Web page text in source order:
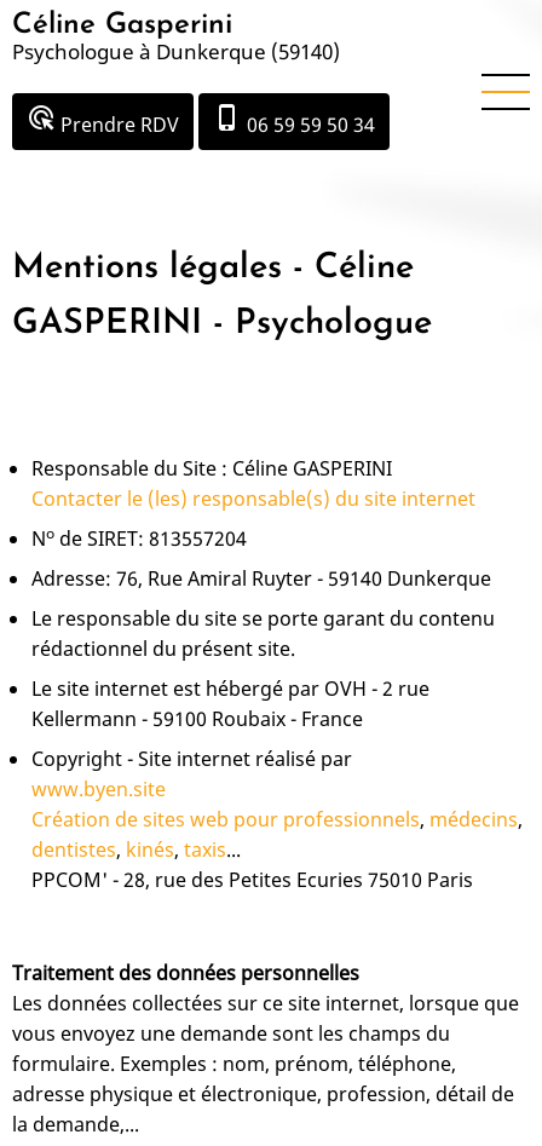
Aller
au
principal
Céline Gasperini
Psychologue à Dunkerque (59140)
ads_click Prendre RDV phone_iphone 06 59 59 50 34
Mentions légales - Céline
GASPERINI - Psychologue
Responsable du Site : Céline GASPERINI
Contacter le (les) responsable(s) du site internet
No de SIRET: 813557204
Adresse: 76, Rue Amiral Ruyter - 59140 Dunkerque
Le responsable du site se porte garant du contenu
rédactionnel du présent site.
Le site internet est hébergé par OVH - 2 rue
Kellermann - 59100 Roubaix - France
Copyright - Site internet réalisé par
www.byen.site
Création de sites web pour professionnels, médecins,
dentistes, kinés, taxis...
PPCOM' - 28, rue des Petites Ecuries 75010 Paris
Traitement des données personnelles
Les données collectées sur ce site internet, lorsque que
vous envoyez une demande sont les champs du
formulaire. Exemples : nom, prénom, téléphone,
adresse physique et électronique, profession, détail de
la demande,...